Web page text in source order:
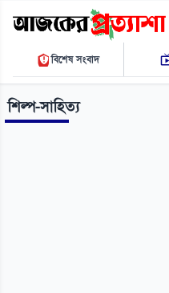
রোববার, ০৯ আগস্ট ২০২৬
০৭:৫৩:৫২ এ.এম.THE DAILY
বিশেষ সংবাদ
শিল্প-সাহিত্য